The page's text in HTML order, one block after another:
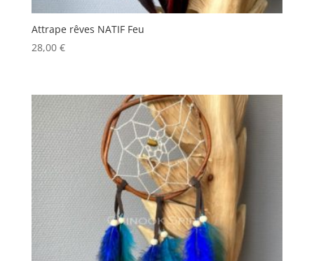
Attrape rêves NATIF Feu
28,00 €